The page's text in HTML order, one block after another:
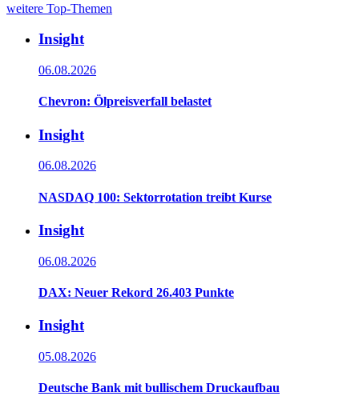
weitere Top-Themen
Insight
06.08.2026
Chevron: Ölpreisverfall belastet
Insight
06.08.2026
NASDAQ 100: Sektorrotation treibt Kurse
Insight
06.08.2026
DAX: Neuer Rekord 26.403 Punkte
Insight
05.08.2026
Deutsche Bank mit bullischem Druckaufbau